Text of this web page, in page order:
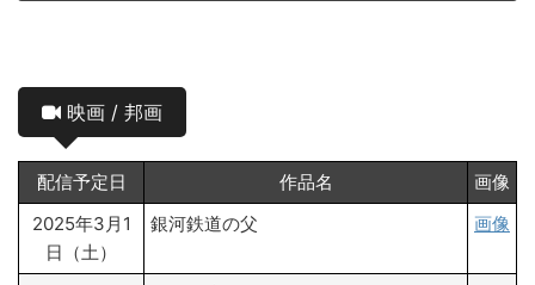
映画 / 邦画
配信予定日 作品名
画像
2025年3月1
日（土）
銀河鉄道の父 画像